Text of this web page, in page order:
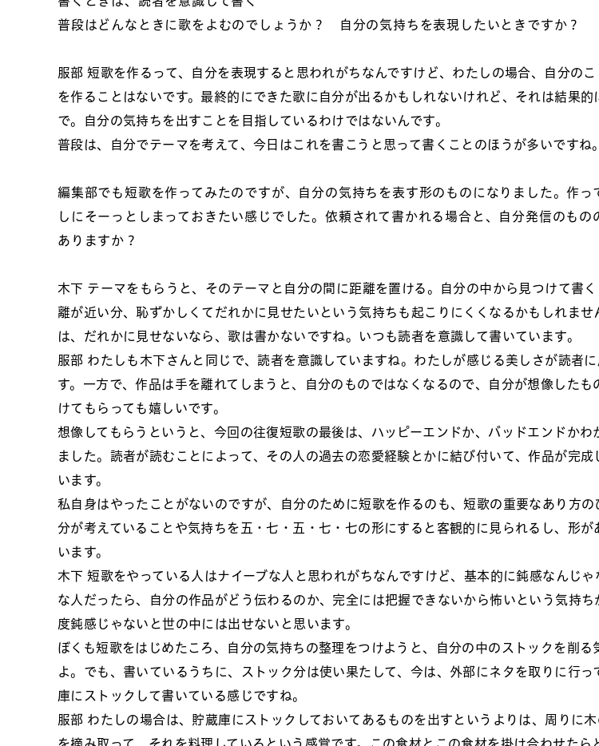
普段はどんなときに歌をよむのでしょうか？ 自分の気持ちを表現したいときですか？
服部 短歌を作るって、自分を表現すると思われがちなんですけど、わたしの場合、自分の
を作ることはないです。最終的にできた歌に自分が出るかもしれないけれど、それは結果的
で。自分の気持ちを出すことを目指しているわけではないんです。
普段は、自分でテーマを考えて、今日はこれを書こうと思って書くことのほうが多いですね。
編集部でも短歌を作ってみたのですが、自分の気持ちを表す形のものになりました。作っ
しにそーっとしまっておきたい感じでした。依頼されて書かれる場合と、自分発信のもの
ありますか？
木下 テーマをもらうと、そのテーマと自分の間に距離を置ける。自分の中から見つけて書
離が近い分、恥ずかしくてだれかに見せたいという気持ちも起こりにくくなるかもしれませ
は、だれかに見せないなら、歌は書かないですね。いつも読者を意識して書いています。
服部 わたしも木下さんと同じで、読者を意識していますね。わたしが感じる美しさが読者
す。一方で、作品は手を離れてしまうと、自分のものではなくなるので、自分が想像したも
けてもらっても嬉しいです。
想像してもらうというと、今回の往復短歌の最後は、ハッピーエンドか、バッドエンドかわ
ました。読者が読むことによって、その人の過去の恋愛経験とかに結び付いて、作品が完成
います。
私自身はやったことがないのですが、自分のために短歌を作るのも、短歌の重要なあり方の
分が考えていることや気持ちを五・七・五・七・七の形にすると客観的に見られるし、形が
います。
木下 短歌をやっている人はナイーブな人と思われがちなんですけど、基本的に鈍感なんじ
な人だったら、自分の作品がどう伝わるのか、完全には把握できないから怖いという気持
度鈍感じゃないと世の中には出せないと思います。
ぼくも短歌をはじめたころ、自分の気持ちの整理をつけようと、自分の中のストックを削る
よ。でも、書いているうちに、ストック分は使い果たして、今は、外部にネタを取りに行
庫にストックして書いている感じですね。
服部 わたしの場合は、貯蔵庫にストックしておいてあるものを出すというよりは、周りに